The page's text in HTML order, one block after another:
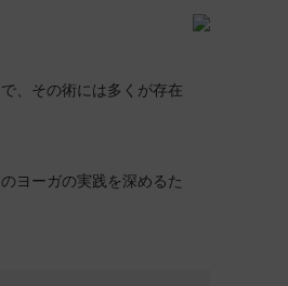
、その術には多くが存在
ヨーガの実践を深めるた